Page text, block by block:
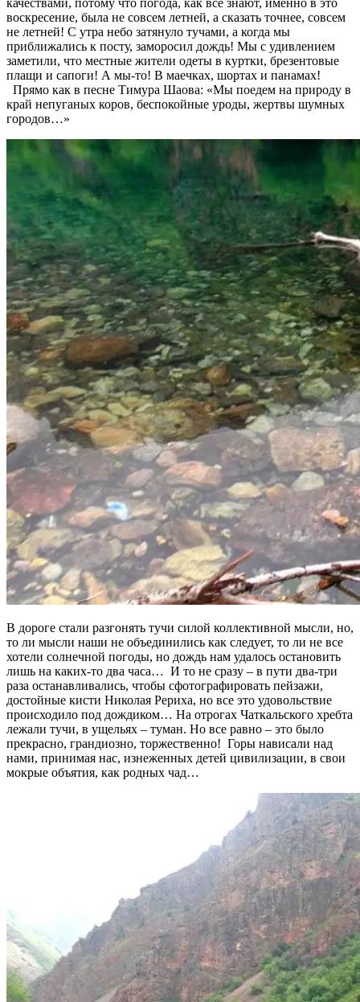
воскресение, была не совсем летней, а сказать точнее, совсем
не летней! С утра небо затянуло тучами, а когда мы
приближались к посту, заморосил дождь! Мы с удивлением
заметили, что местные жители одеты в куртки, брезентовые
плащи и сапоги! А мы-то! В маечках, шортах и панамах!
Прямо как в песне Тимура Шаова: «Мы поедем на природу в
край непуганых коров, беспокойные уроды, жертвы шумных
городов…»
В дороге стали разгонять тучи силой коллективной мысли, но,
то ли мысли наши не объединились как следует, то ли не все
хотели солнечной погоды, но дождь нам удалось остановить
лишь на каких-то два часа… И то не сразу – в пути два-три
раза останавливались, чтобы сфотографировать пейзажи,
достойные кисти Николая Рериха, но все это удовольствие
происходило под дождиком… На отрогах Чаткальского хребта
лежали тучи, в ущельях – туман. Но все равно – это было
прекрасно, грандиозно, торжественно! Горы нависали над
нами, принимая нас, изнеженных детей цивилизации, в свои
мокрые объятия, как родных чад…